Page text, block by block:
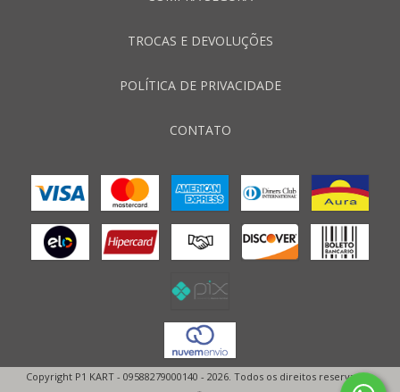
TROCAS E DEVOLUÇÕES
POLÍTICA DE PRIVACIDADE
CONTATO
Copyright P1 KART - 09588279000140 - 2026. Todos os direitos reservados.